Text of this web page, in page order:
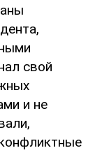
свой
и не